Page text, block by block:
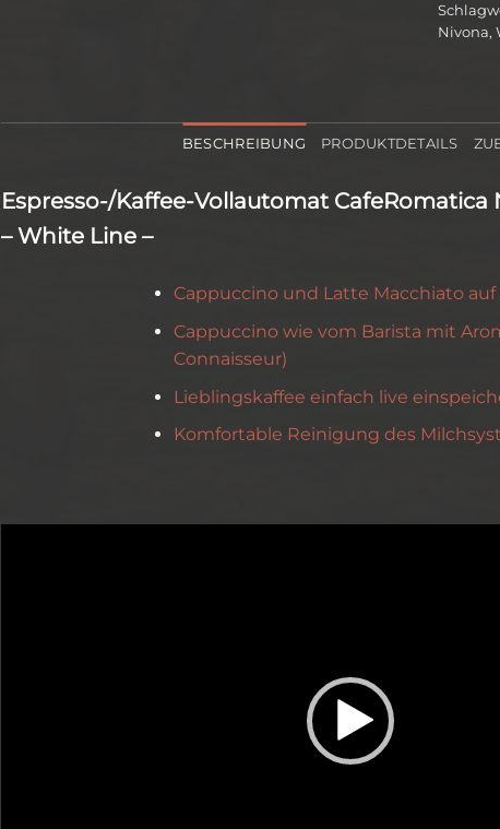
Nivona,
BESCHREIBUNG PRODUKTDETAILS
Espresso-/Kaffee-Vollautomat CafeRomatica
– White Line –
Cappuccino und Latte Macchiato
Cappuccino wie vom Barista mit
Connaisseur)
Lieblingskaffee einfach live
Komfortable Reinigung des